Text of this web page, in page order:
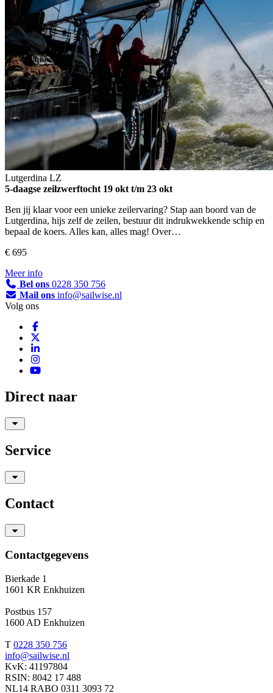
Lutgerdina LZ
5-daagse zeilzwerftocht 19 okt t/m 23 okt
Ben jij klaar voor een unieke zeilervaring? Stap aan boord van de
Lutgerdina, hijs zelf de zeilen, bestuur dit indrukwekkende schip en
bepaal de koers. Alles kan, alles mag! Over…
€ 695
Meer info
Bel ons 0228 350 756
Mail ons info@sailwise.nl
Volg ons
Direct naar
Service
Contact
Contactgegevens
Bierkade 1
1601 KR Enkhuizen
Postbus 157
1600 AD Enkhuizen
T 0228 350 756
info@sailwise.nl
KvK: 41197804
RSIN: 8042 17 488
NL14 RABO 0311 3093 72